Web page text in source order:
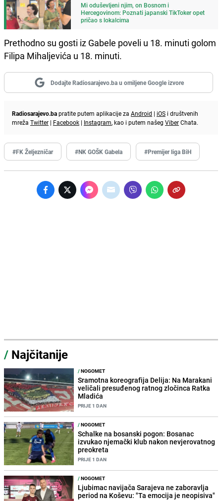
Mi oduševljeni njim, on Bosnom i
Hercegovinom: Poznati japanski TikToker opet
pričao s lokalcima
Prethodno su gosti iz Gabele poveli u 18. minuti golom
Filipa Mihaljevića u 18. minuti.
Dodajte Radiosarajevo.ba u omiljene Google izvore
Radiosarajevo.bapratite putem aplikacije za Android | iOS i društvenih
mreža Twitter | Facebook | Instagram, kao i putem našeg ViberChata.
#FK Željezničar #NK GOŠK Gabela #Premijer liga BiH
/ Najčitanije
/NOGOMET
Sramotna koreografija Delija: Na Marakani
veličali presuđenog ratnog zločinca Ratka
Mladića
PRIJE 1 DAN
/NOGOMET
Schalke na bosanski pogon: Bosanac
izvukao njemački klub nakon nevjerovatnog
preokreta
PRIJE 1 DAN
/NOGOMET
Ljubimac navijača Sarajeva ne zaboravlja
period na Koševu: "Ta emocija je neopisiva"